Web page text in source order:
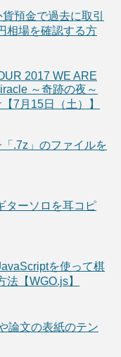
預金で過去に取引
相場を確認する方
2017 WE ARE
～奇跡の夜～
7月15日（土）】
「.7z」のファイルを
ターソロを耳コピ
を使って棋
【WGO.js】
論文の表紙のテン